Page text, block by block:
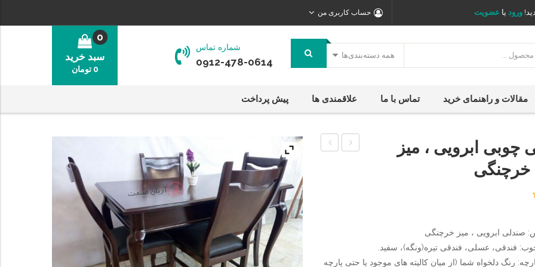
ورود یا عضویت حساب کاربری من
همه دسته‌بندی‌ها
شماره تماس
0912-478-0614 سبد خرید
0
0 تومان
مقالات و راهنمای خرید تماس با ما علاقمندی ها پیش پرداخت
درناخرچنگی
چوبی ابرویی ، میز
خرچنگی
صندلی ابرویی ، میز خرچنگی
فندقی، عسلی، فندقی تیره(ونگه)، سفید.
رنگ دلخواه شما (از میان کالیته های موجود یا حتی پارچه